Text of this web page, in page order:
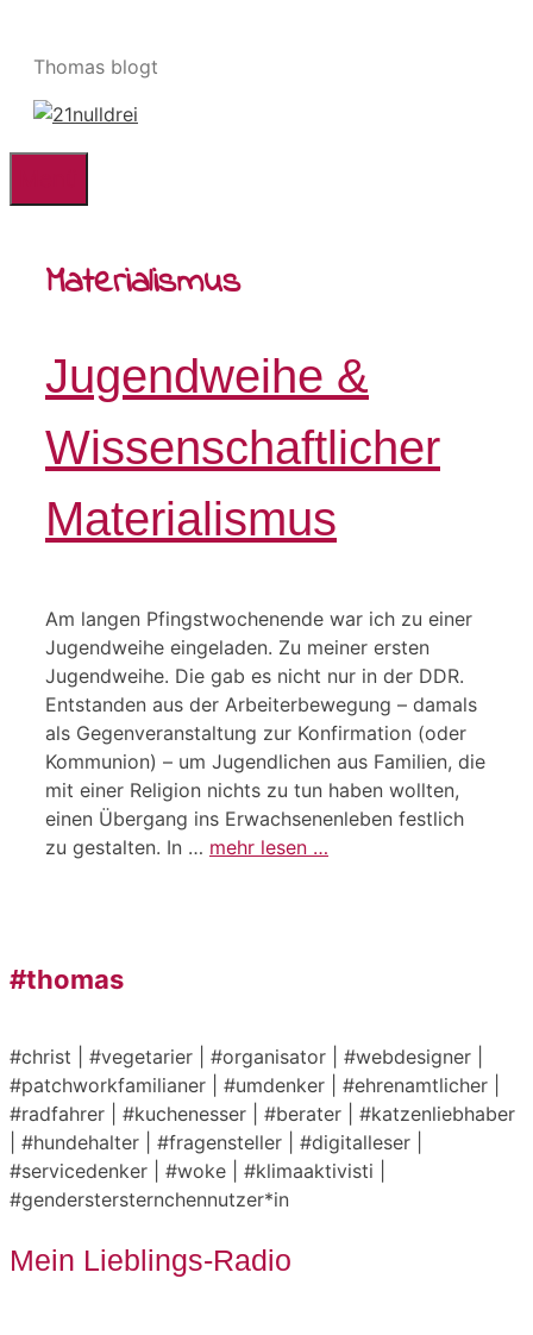
springen
Thomas blogt
Materialismus
Jugendweihe &
Wissenschaftlicher
Materialismus
Am langen Pfingstwochenende war ich zu einer
Jugendweihe eingeladen. Zu meiner ersten
Jugendweihe. Die gab es nicht nur in der DDR.
Entstanden aus der Arbeiterbewegung – damals
als Gegenveranstaltung zur Konfirmation (oder
Kommunion) – um Jugendlichen aus Familien, die
mit einer Religion nichts zu tun haben wollten,
einen Übergang ins Erwachsenenleben festlich
zu gestalten. In … mehr lesen …
#thomas
#christ | #vegetarier | #organisator | #webdesigner |
#patchworkfamilianer | #umdenker | #ehrenamtlicher |
#radfahrer | #kuchenesser | #berater | #katzenliebhaber
| #hundehalter | #fragensteller | #digitalleser |
#servicedenker | #woke | #klimaaktivisti |
#genderstersternchennutzer*in
Mein Lieblings-Radio